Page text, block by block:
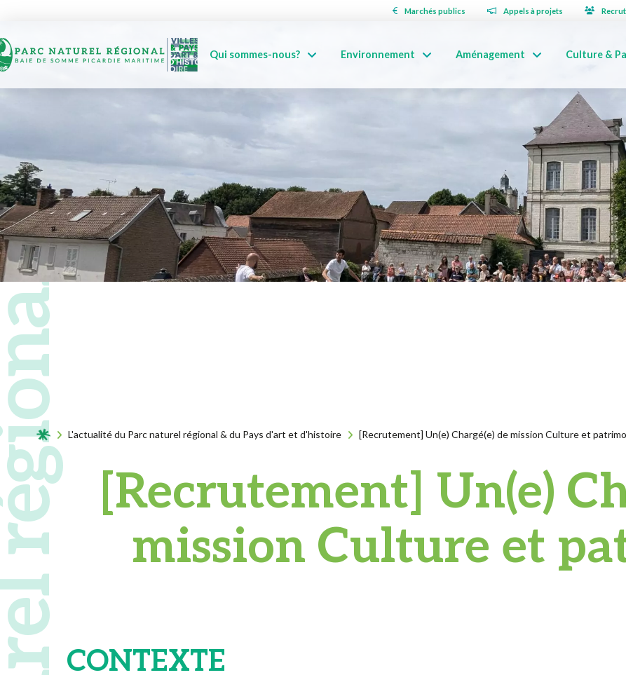
Marchés publics Appels à projets
Qui sommes-nous? Environnement Aménagement Culture &
Acceuil L'actualité du Parc naturel régional & du Pays d'art et d'histoire [Recrutement] Un(e) Chargé(e) de mission Culture et
[Recrutement] Un(e)
mission Culture et
CONTEXTE